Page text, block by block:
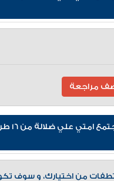
مراجعة
من اختيارك، و سوف تكون